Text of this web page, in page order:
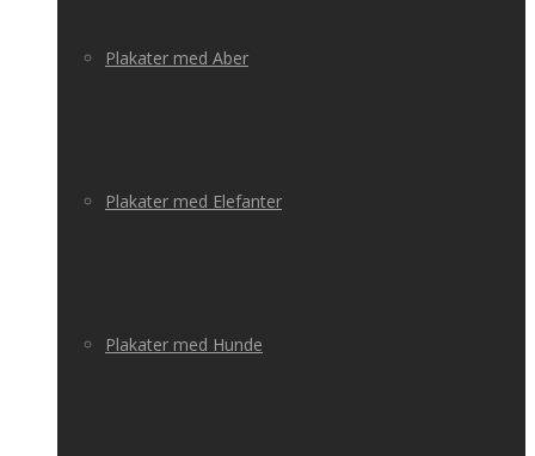
Plakater med Aber
Plakater med Elefanter
Plakater med Hunde